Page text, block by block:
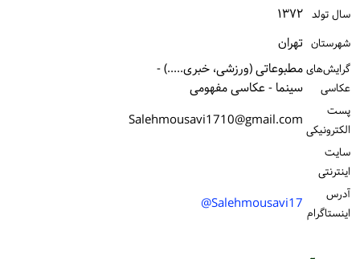
سال تولد ۱۳۷۲
شهرستان تهران
گرایش‌های
عکاسی
مطبوعاتی (ورزشی، خبری.....) -
سینما - عکاسی مفهومی
پست
الكترونیكی Salehmousavi1710@gmail.com
سایت
اینترنتی
آدرس
اینستاگرام Salehmousavi17@